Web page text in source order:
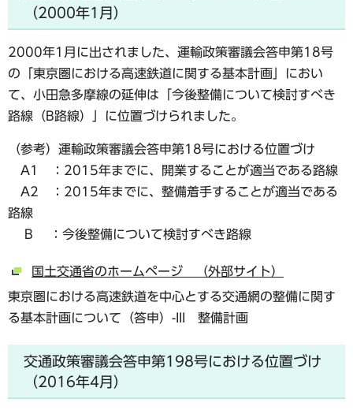
（2000年1月）
2000年1月に出されました、運輸政策審議会答申第18号
の「東京圏における高速鉄道に関する基本計画」におい
て、小田急多摩線の延伸は「今後整備について検討すべき
路線（B路線）」に位置づけられました。
（参考）運輸政策審議会答申第18号における位置づけ
A1 ：2015年までに、開業することが適当である路線
A2 ：2015年までに、整備着手することが適当である
路線
B ：今後整備について検討すべき路線
国土交通省のホームページ （外部サイト）
東京圏における高速鉄道を中心とする交通網の整備に関す
る基本計画について（答申）-III 整備計画
交通政策審議会答申第198号における位置づけ
（2016年4月）